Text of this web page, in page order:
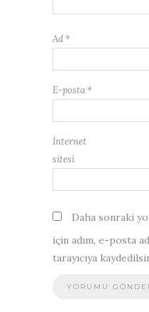
Ad *
E-posta *
İnternet
sitesi
Daha sonraki
için adım, e-posta
tarayıcıya